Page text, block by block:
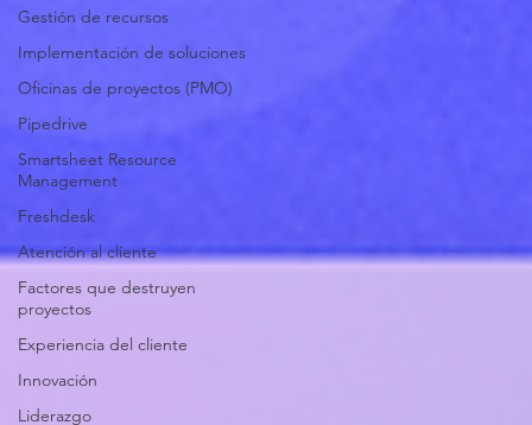
Gestión de recursos
Implementación de soluciones
Oficinas de proyectos (PMO)
Pipedrive
Smartsheet Resource
Management
Freshdesk
Atención al cliente
Factores que destruyen
proyectos
Experiencia del cliente
Innovación
Liderazgo